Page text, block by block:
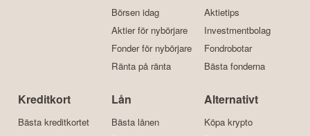
Börsen idag
Aktier för nybörjare
Fonder för nybörjare
Ränta på ränta
Aktietips
Investmentbolag
Fondrobotar
Bästa fonderna
Kreditkort
Bästa kreditkortet
Lån
Bästa lånen
Alternativt
Köpa krypto